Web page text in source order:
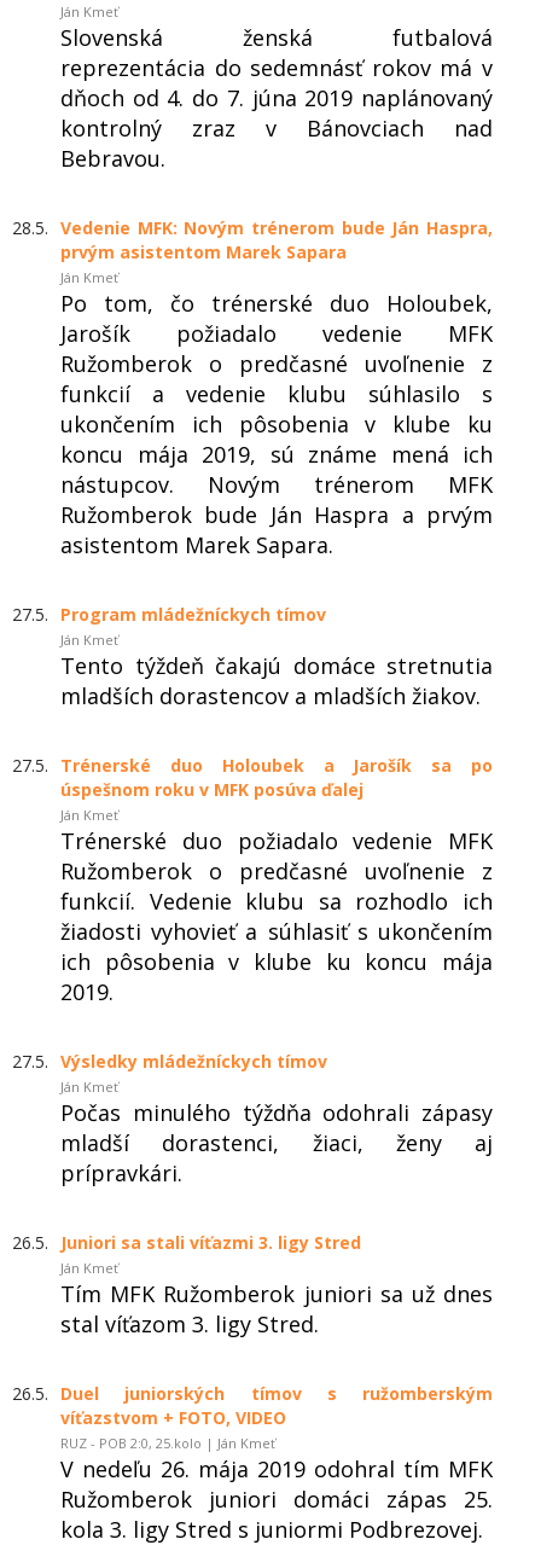
Ján Kmeť
Slovenská ženská futbalová
reprezentácia do sedemnásť rokov má v
dňoch od 4. do 7. júna 2019 naplánovaný
kontrolný zraz v Bánovciach nad
Bebravou.
28.5. Vedenie MFK: Novým trénerom bude Ján Haspra,
prvým asistentom Marek Sapara
Ján Kmeť
Po tom, čo trénerské duo Holoubek,
Jarošík požiadalo vedenie MFK
Ružomberok o predčasné uvoľnenie z
funkcií a vedenie klubu súhlasilo s
ukončením ich pôsobenia v klube ku
koncu mája 2019, sú známe mená ich
nástupcov. Novým trénerom MFK
Ružomberok bude Ján Haspra a prvým
asistentom Marek Sapara.
27.5. Program mládežníckych tímov
Ján Kmeť
Tento týždeň čakajú domáce stretnutia
mladších dorastencov a mladších žiakov.
27.5.
Trénerské duo Holoubek a Jarošík sa po
úspešnom roku v MFK posúva ďalej
Ján Kmeť
Trénerské duo požiadalo vedenie MFK
Ružomberok o predčasné uvoľnenie z
funkcií. Vedenie klubu sa rozhodlo ich
žiadosti vyhovieť a súhlasiť s ukončením
ich pôsobenia v klube ku koncu mája
2019.
27.5. Výsledky mládežníckych tímov
Ján Kmeť
Počas minulého týždňa odohrali zápasy
mladší dorastenci, žiaci, ženy aj
prípravkári.
26.5. Juniori sa stali víťazmi 3. ligy Stred
Ján Kmeť
Tím MFK Ružomberok juniori sa už dnes
stal víťazom 3. ligy Stred.
26.5.
Duel juniorských tímov s ružomberským
víťazstvom + FOTO, VIDEO
RUZ - POB 2:0, 25.kolo | Ján Kmeť
V nedeľu 26. mája 2019 odohral tím MFK
Ružomberok juniori domáci zápas 25.
kola 3. ligy Stred s juniormi Podbrezovej.